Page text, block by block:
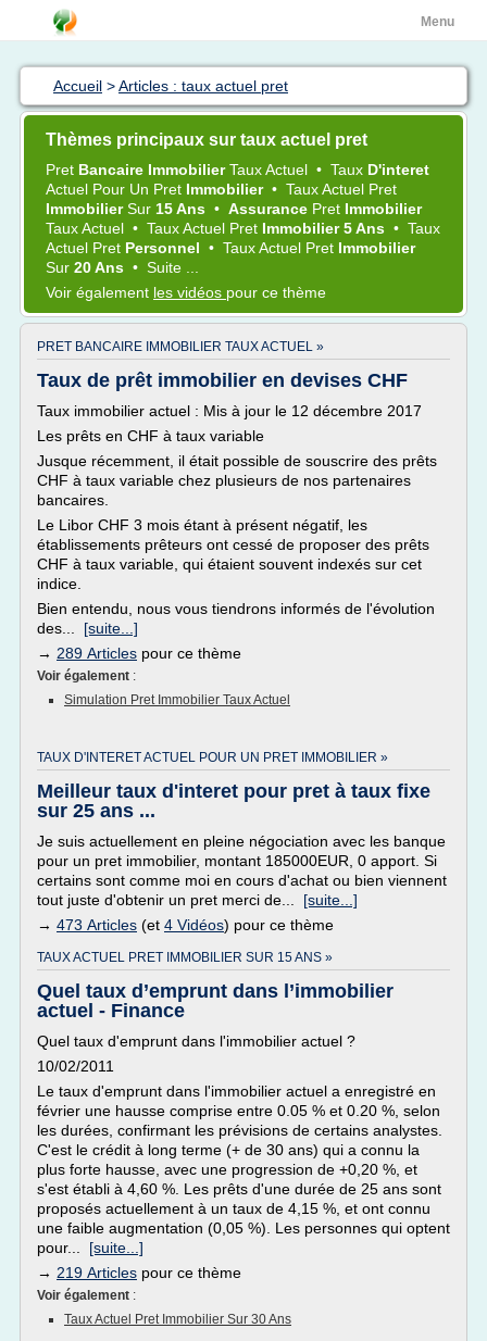
Menu
Accueil >Articles : taux actuel pret
Thèmes principaux sur taux actuel pret
Pret Bancaire ImmobilierTaux Actuel • Taux D'interet
Actuel Pour Un Pret Immobilier • Taux Actuel Pret
ImmobilierSur 15 Ans • Assurance Pret Immobilier
Taux Actuel • Taux Actuel Pret Immobilier 5 Ans • Taux
Actuel Pret Personnel • Taux Actuel Pret Immobilier
Sur 20 Ans • Suite ...
Voir également les vidéos pour ce thème
PRET BANCAIRE IMMOBILIER TAUX ACTUEL »
Taux de prêt immobilier en devises CHF
Taux immobilier actuel : Mis à jour le 12 décembre 2017
Les prêts en CHF à taux variable
Jusque récemment, il était possible de souscrire des prêts
CHF à taux variable chez plusieurs de nos partenaires
bancaires.
Le Libor CHF 3 mois étant à présent négatif, les
établissements prêteurs ont cessé de proposer des prêts
CHF à taux variable, qui étaient souvent indexés sur cet
indice.
Bien entendu, nous vous tiendrons informés de l'évolution
des... [suite...]
→ 289 Articles pour ce thème
Voir également :
Simulation Pret Immobilier Taux Actuel
TAUX D'INTERET ACTUEL POUR UN PRET IMMOBILIER »
Meilleur taux d'interet pour pret à taux fixe
sur 25 ans ...
Je suis actuellement en pleine négociation avec les banque
pour un pret immobilier, montant 185000EUR, 0 apport. Si
certains sont comme moi en cours d'achat ou bien viennent
tout juste d'obtenir un pret merci de... [suite...]
→ 473 Articles (et 4 Vidéos) pour ce thème
TAUX ACTUEL PRET IMMOBILIER SUR 15 ANS »
Quel taux d’emprunt dans l’immobilier
actuel - Finance
Quel taux d'emprunt dans l'immobilier actuel ?
10/02/2011
Le taux d'emprunt dans l'immobilier actuel a enregistré en
février une hausse comprise entre 0.05 % et 0.20 %, selon
les durées, confirmant les prévisions de certains analystes.
C'est le crédit à long terme (+ de 30 ans) qui a connu la
plus forte hausse, avec une progression de +0,20 %, et
s'est établi à 4,60 %. Les prêts d'une durée de 25 ans sont
proposés actuellement à un taux de 4,15 %, et ont connu
une faible augmentation (0,05 %). Les personnes qui optent
pour... [suite...]
→ 219 Articles pour ce thème
Voir également :
Taux Actuel Pret Immobilier Sur 30 Ans